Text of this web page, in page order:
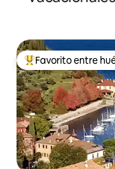
De los mejores en
Favorito entre